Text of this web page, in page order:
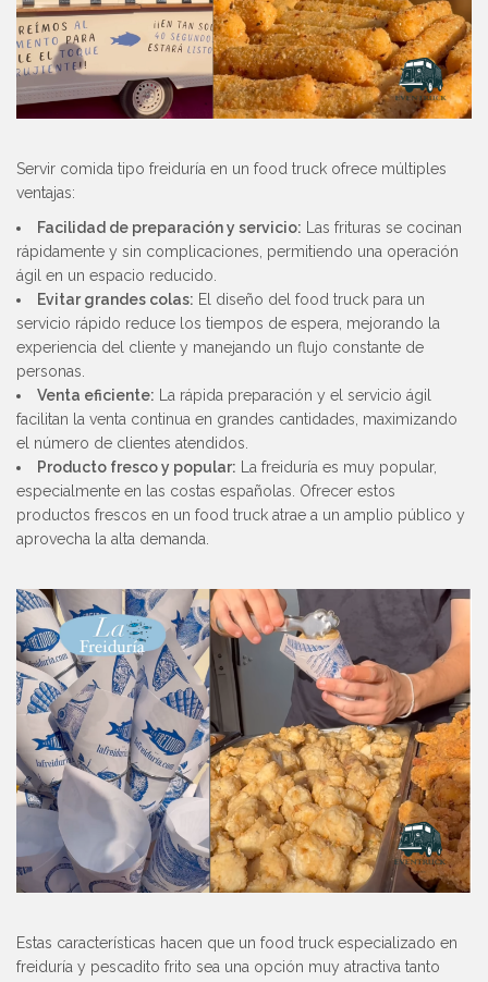
Servir comida tipo freiduría en un food truck ofrece múltiples
ventajas:
Facilidad de preparación y servicio: Las frituras se cocinan
rápidamente y sin complicaciones, permitiendo una operación
ágil en un espacio reducido.
Evitar grandes colas: El diseño del food truck para un
servicio rápido reduce los tiempos de espera, mejorando la
experiencia del cliente y manejando un flujo constante de
personas.
Venta eficiente: La rápida preparación y el servicio ágil
facilitan la venta continua en grandes cantidades, maximizando
el número de clientes atendidos.
Producto fresco y popular: La freiduría es muy popular,
especialmente en las costas españolas. Ofrecer estos
productos frescos en un food truck atrae a un amplio público y
aprovecha la alta demanda.
Estas características hacen que un food truck especializado en
freiduría y pescadito frito sea una opción muy atractiva tanto